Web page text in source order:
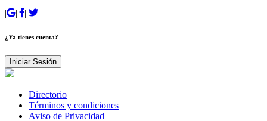
| | | |
¿Ya tienes cuenta?
Iniciar Sesión
Directorio
Términos y condiciones
Aviso de Privacidad